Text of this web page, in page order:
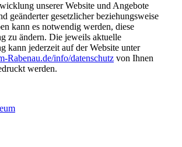
unserer Website und Angebote
geänderter gesetzlicher beziehungsweise
kann es notwendig werden, diese
zu ändern. Die jeweils aktuelle
kann jederzeit auf der Website unter
Rabenau.de/info/datenschutz von Ihnen
werden.